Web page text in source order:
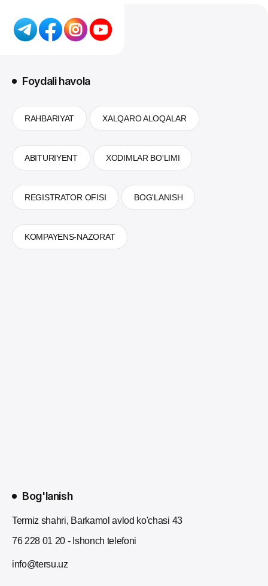
Foydali havola
RAHBARIYAT XALQARO ALOQALAR
ABITURIYENT XODIMLAR BO'LIMI
REGISTRATOR OFISI BOG'LANISH
KOMPAYENS-NAZORAT
Bog'lanish
Termiz shahri, Barkamol avlod ko'chasi 43
76 228 01 20 - Ishonch telefoni
info@tersu.uz